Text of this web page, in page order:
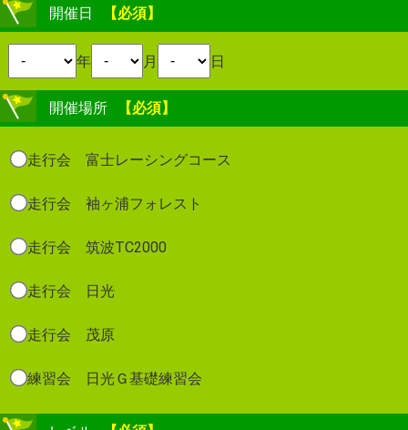
開催日 【必須】
年 月 日
開催場所 【必須】
走行会 富士レーシングコース
走行会 袖ヶ浦フォレスト
走行会 筑波TC2000
走行会 日光
走行会 茂原
練習会 日光Ｇ基礎練習会